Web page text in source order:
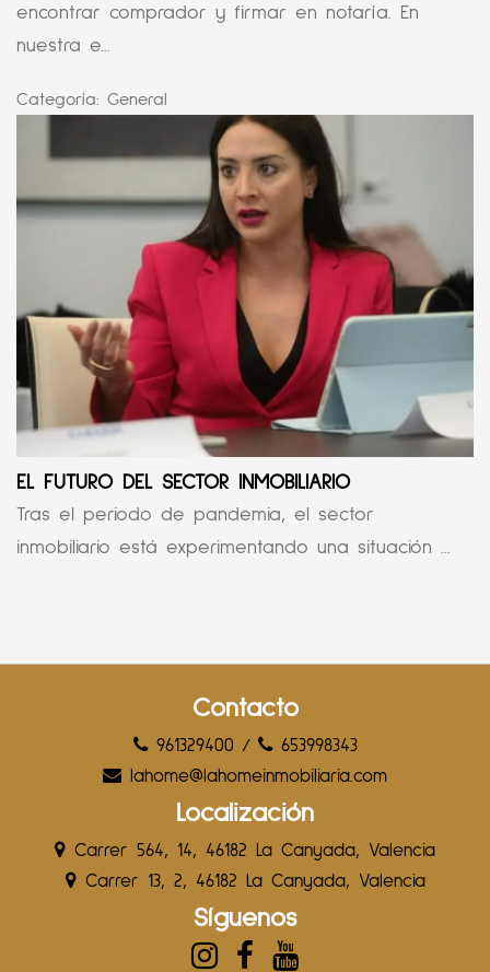
encontrar comprador y firmar en notaría. En
nuestra e...
Categoría: General
EL FUTURO DEL SECTOR INMOBILIARIO
Tras el periodo de pandemia, el sector
inmobiliario está experimentando una situación ...
Contacto
961329400 /
653998343
lahome@lahomeinmobiliaria.com
Localización
Carrer 564, 14, 46182 La Canyada, Valencia
Carrer 13, 2, 46182 La Canyada, Valencia
Síguenos